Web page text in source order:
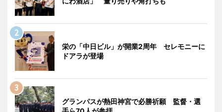
栄の「中日ビル」が開業2周年 セレモニーに
ドアラが登場
グランパスが熱田神宮で必勝祈願 監督・選